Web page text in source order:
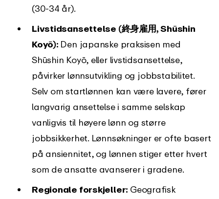
(30-34 år).
Livstidsansettelse (終身雇用, Shūshin
Koyō): Den japanske praksisen med
Shūshin Koyō, eller livstidsansettelse,
påvirker lønnsutvikling og jobbstabilitet.
Selv om startlønnen kan være lavere, fører
langvarig ansettelse i samme selskap
vanligvis til høyere lønn og større
jobbsikkerhet. Lønnsøkninger er ofte basert
på ansiennitet, og lønnen stiger etter hvert
som de ansatte avanserer i gradene.
Regionale forskjeller: Geografisk